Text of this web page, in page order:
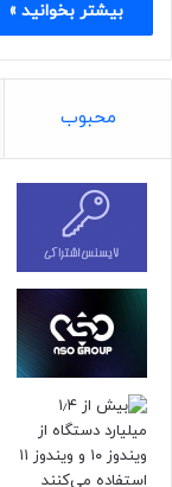
بیشتر بخوانید »
محبوب